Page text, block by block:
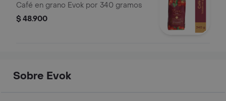
Café en grano Evok por 340 gramos
$ 48.900
Sobre Evok